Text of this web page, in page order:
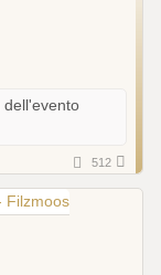
dell'evento
512